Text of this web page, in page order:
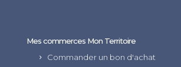
Mes commerces Mon Territoire
Commander un bon d'achat